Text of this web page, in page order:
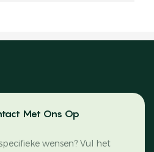
Met Ons Op
wensen? Vul het